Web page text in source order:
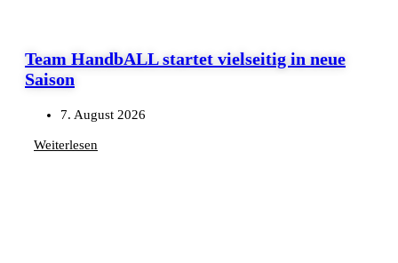
Team HandbALL startet vielseitig in neue
Saison
7. August 2026
Weiterlesen